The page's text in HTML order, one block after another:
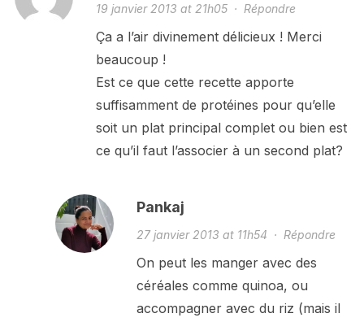
19 janvier 2013 at 21h05· Répondre
Ça a l’air divinement délicieux ! Merci
beaucoup !
Est ce que cette recette apporte
suffisamment de protéines pour qu’elle
soit un plat principal complet ou bien est
ce qu’il faut l’associer à un second plat?
Pankaj
27 janvier 2013 at 11h54 · Répondre
On peut les manger avec des
céréales comme quinoa, ou
accompagner avec du riz (mais il